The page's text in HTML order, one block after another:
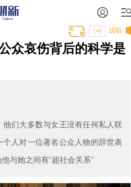
试听
T中
众哀伤背后的科学是
们大多数与女王没有任何私人联
人对一位著名公众人物的辞世表
与她之间有“超社会关系”